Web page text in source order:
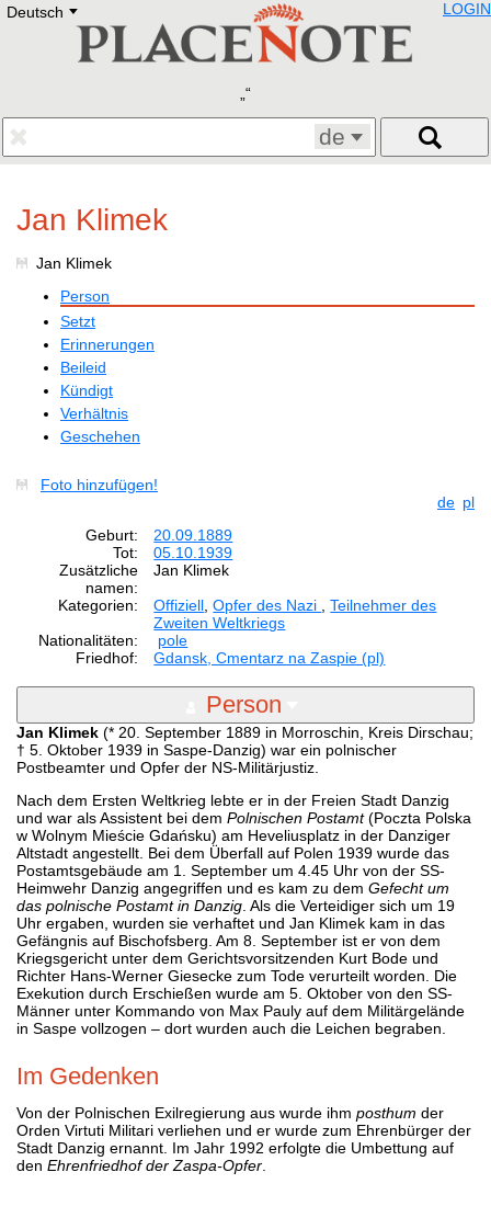
Deutsch E
Deutsch
Francais
Polski
Eestikeelne
LOGIN
de
Jan Klimek
Jan Klimek
Person
Setzt
Erinnerungen
Beileid
Kündigt
Verhältnis
Geschehen
Foto hinzufügen!
de pl
Geburt:
20.09.1889
Tot:
05.10.1939
Zusätzliche
namen:
Jan Klimek
Kategorien:
Offiziell ,Opfer des Nazi ,Teilnehmer des
Zweiten Weltkriegs
Nationalitäten:
pole
Friedhof:
Gdansk, Cmentarz na Zaspie (pl)
Person
Jan Klimek (* 20. September 1889 in Morroschin, Kreis Dirschau;
† 5. Oktober 1939 in Saspe-Danzig) war ein polnischer
Postbeamter und Opfer der NS-Militärjustiz.
Nach dem Ersten Weltkrieg lebte er in der Freien Stadt Danzig
und war als Assistent bei dem Polnischen Postamt(Poczta Polska
w Wolnym Mieście Gdańsku) am Heveliusplatz in der Danziger
Altstadt angestellt. Bei dem Überfall auf Polen 1939 wurde das
Postamtsgebäude am 1. September um 4.45 Uhr von der SS-
Heimwehr Danzig angegriffen und es kam zu dem Gefecht um
das polnische Postamt in Danzig . Als die Verteidiger sich um 19
Uhr ergaben, wurden sie verhaftet und Jan Klimek kam in das
Gefängnis auf Bischofsberg. Am 8. September ist er von dem
Kriegsgericht unter dem Gerichtsvorsitzenden Kurt Bode und
Richter Hans-Werner Giesecke zum Tode verurteilt worden. Die
Exekution durch Erschießen wurde am 5. Oktober von den SS-
Männer unter Kommando von Max Pauly auf dem Militärgelände
in Saspe vollzogen – dort wurden auch die Leichen begraben.
Im Gedenken
Von der Polnischen Exilregierung aus wurde ihm posthum der
Orden Virtuti Militari verliehen und er wurde zum Ehrenbürger der
Stadt Danzig ernannt. Im Jahr 1992 erfolgte die Umbettung auf
den Ehrenfriedhof der Zaspa-Opfer